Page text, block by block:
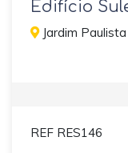
Edifício
Jardim
REF RES146